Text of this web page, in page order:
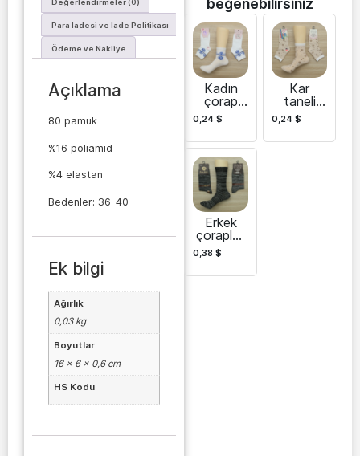
Değerlendirmeler (0)
Para İadesi ve İade Politikası
Ödeme ve Nakliye
Açıklama
80 pamuk
%16 poliamid
%4 elastan
Bedenler: 36-40
Ek bilgi
Ağırlık
0,03 kg
Boyutlar
16 × 6 × 0,6 cm
HS Kodu
Kadın
çorap
kar
tanesi
0,24$
Kar
taneli
kadın
çorapları
0,24$
Erkek
çorapları
Batly-
Gadam
0,38$